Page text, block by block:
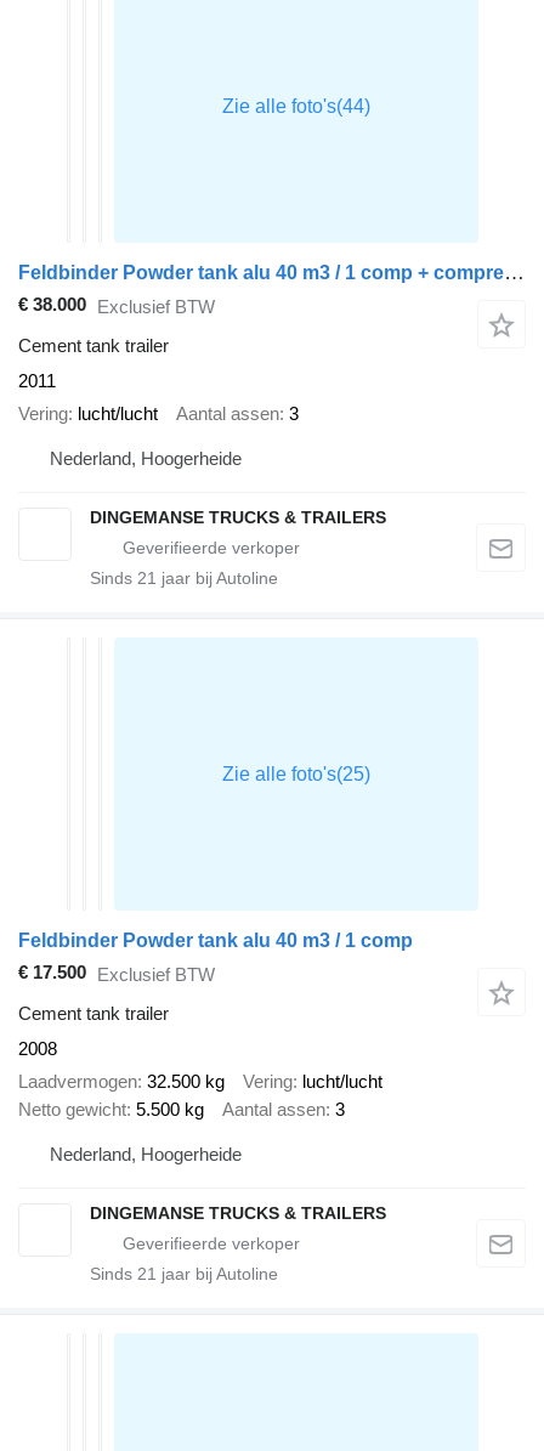
Feldbinder Powder tank alu 40 m3 / 1 comp + compressor
€ 38.000 Exclusief BTW
Cement tank trailer
2011
Vering lucht/lucht Aantal assen 3
Nederland, Hoogerheide
DINGEMANSE TRUCKS & TRAILERS
Sinds 21 jaar bij Autoline
Feldbinder Powder tank alu 40 m3 / 1 comp
€ 17.500 Exclusief BTW
Cement tank trailer
2008
Laadvermogen 32.500 kg Vering lucht/lucht
Netto gewicht 5.500 kg Aantal assen 3
Nederland, Hoogerheide
DINGEMANSE TRUCKS & TRAILERS
Sinds 21 jaar bij Autoline